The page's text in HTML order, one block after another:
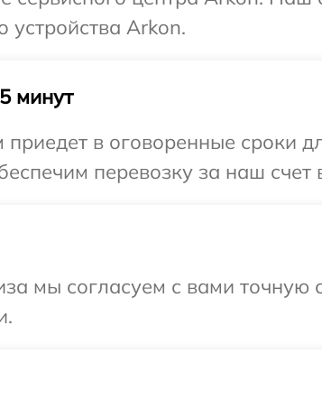
устройства Arkon.
минут
в оговоренные сроки
перевозку за наш счет
мы согласуем с вами точную